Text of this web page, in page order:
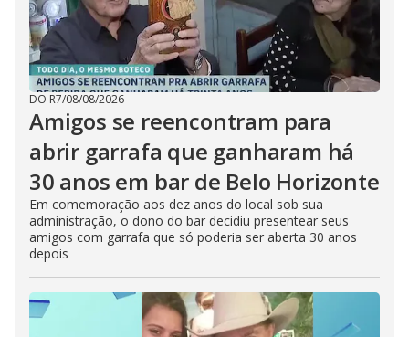
DO R7/08/08/2026
Amigos se reencontram para
abrir garrafa que ganharam há
30 anos em bar de Belo Horizonte
Em comemoração aos dez anos do local sob sua
administração, o dono do bar decidiu presentear seus
amigos com garrafa que só poderia ser aberta 30 anos
depois